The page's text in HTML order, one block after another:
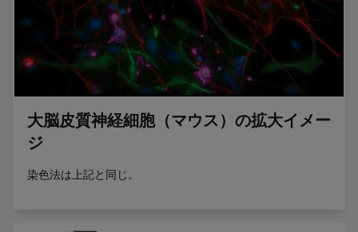
大脳皮質神経細胞（マウス）の拡大イメー
ジ
染色法は上記と同じ。